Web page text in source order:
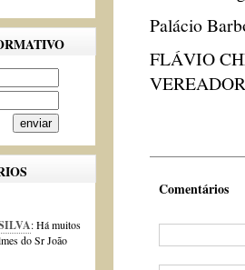
: Há muitos
do Sr João
Palácio
FLÁVIO
Comentários